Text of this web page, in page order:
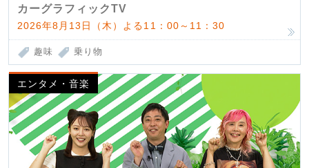
カーグラフィックTV
2026年8月13日（木）よる11：00～11：30
趣味 乗り物
エンタメ・音楽